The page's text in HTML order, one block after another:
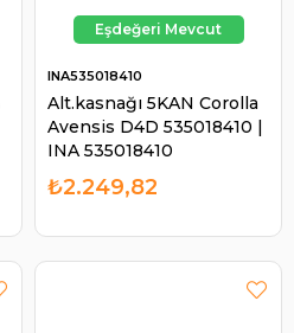
Alt.kasnağı 5KAN Corolla
Avensis D4D 535018410 |
INA 535018410
INA535018410
₺2.249,82